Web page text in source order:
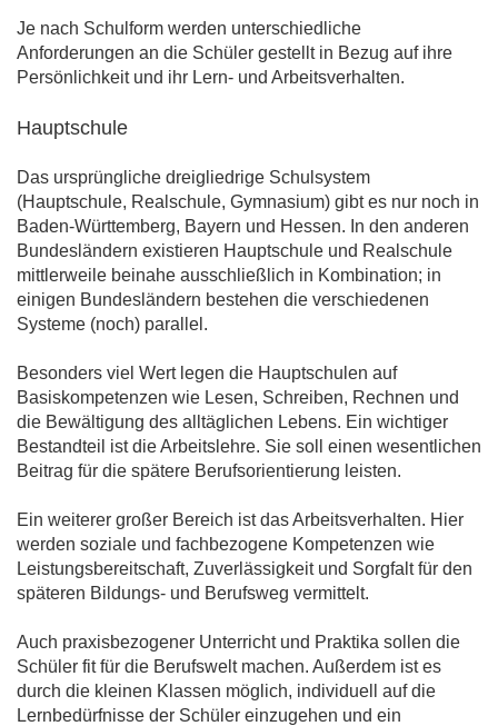
Je nach Schulform werden unterschiedliche
Anforderungen an die Schüler gestellt in Bezug auf ihre
Persönlichkeit und ihr Lern- und Arbeitsverhalten.
Hauptschule
Das ursprüngliche dreigliedrige Schulsystem
(Hauptschule, Realschule, Gymnasium) gibt es nur noch in
Baden-Württemberg, Bayern und Hessen. In den anderen
Bundesländern existieren Hauptschule und Realschule
mittlerweile beinahe ausschließlich in Kombination; in
einigen Bundesländern bestehen die verschiedenen
Systeme (noch) parallel.
Besonders viel Wert legen die Hauptschulen auf
Basiskompetenzen wie Lesen, Schreiben, Rechnen und
die Bewältigung des alltäglichen Lebens. Ein wichtiger
Bestandteil ist die Arbeitslehre. Sie soll einen wesentlichen
Beitrag für die spätere Berufsorientierung leisten.
Ein weiterer großer Bereich ist das Arbeitsverhalten. Hier
werden soziale und fachbezogene Kompetenzen wie
Leistungsbereitschaft, Zuverlässigkeit und Sorgfalt für den
späteren Bildungs- und Berufsweg vermittelt.
Auch praxisbezogener Unterricht und Praktika sollen die
Schüler fit für die Berufswelt machen. Außerdem ist es
durch die kleinen Klassen möglich, individuell auf die
Lernbedürfnisse der Schüler einzugehen und ein